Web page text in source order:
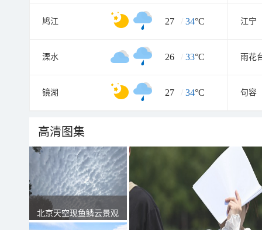
鸠江 27 / 34°C 江宁
溧水 26 / 33°C 雨花
镜湖 27 / 34°C 句容
高清图集
北京天空现鱼鳞云景观